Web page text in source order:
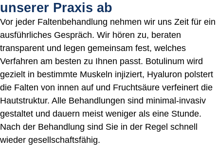
unserer Praxis ab
Vor jeder Faltenbehandlung nehmen wir uns Zeit für ein
ausführliches Gespräch. Wir hören zu, beraten
transparent und legen gemeinsam fest, welches
Verfahren am besten zu Ihnen passt. Botulinum wird
gezielt in bestimmte Muskeln injiziert, Hyaluron polstert
die Falten von innen auf und Fruchtsäure verfeinert die
Hautstruktur. Alle Behandlungen sind minimal-invasiv
gestaltet und dauern meist weniger als eine Stunde.
Nach der Behandlung sind Sie in der Regel schnell
wieder gesellschaftsfähig.